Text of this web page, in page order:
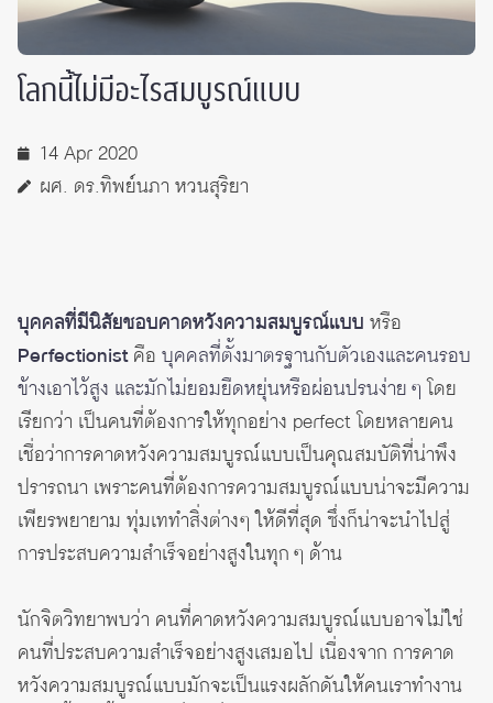
โลกนี้ไม่มีอะไรสมบูรณ์แบบ
14 Apr 2020
ผศ. ดร.ทิพย์นภา หวนสุริยา
บุคคลที่มีนิสัยชอบคาดหวังความสมบูรณ์แบบ หรือ
Perfectionistคือ บุคคลที่ตั้งมาตรฐานกับตัวเองและคนรอบ
ข้างเอาไว้สูง และมักไม่ยอมยืดหยุ่นหรือผ่อนปรนง่าย ๆโดย
เรียกว่า เป็นคนที่ต้องการให้ทุกอย่าง perfect โดยหลายคน
เชื่อว่าการคาดหวังความสมบูรณ์แบบเป็นคุณสมบัติที่น่าพึง
ปรารถนา เพราะคนที่ต้องการความสมบูรณ์แบบน่าจะมีความ
เพียรพยายาม ทุ่มเททำสิ่งต่างๆ ให้ดีที่สุด ซึ่งก็น่าจะนำไปสู่
การประสบความสำเร็จอย่างสูงในทุก ๆ ด้าน
นักจิตวิทยาพบว่า คนที่คาดหวังความสมบูรณ์แบบอาจไม่ใช่
คนที่ประสบความสำเร็จอย่างสูงเสมอไป เนื่องจาก การคาด
หวังความสมบูรณ์แบบมักจะเป็นแรงผลักดันให้คนเราทำงาน